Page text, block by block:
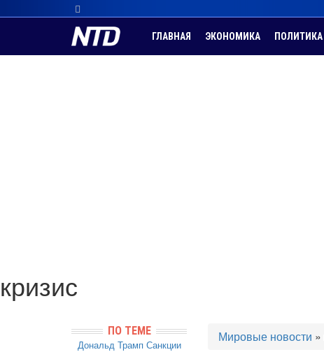
ГЛАВНАЯ ЭКОНОМИКА ПОЛИТИКА
кризис
Мировые новости »
ПО ТЕМЕ
Дональд Трамп Санкции